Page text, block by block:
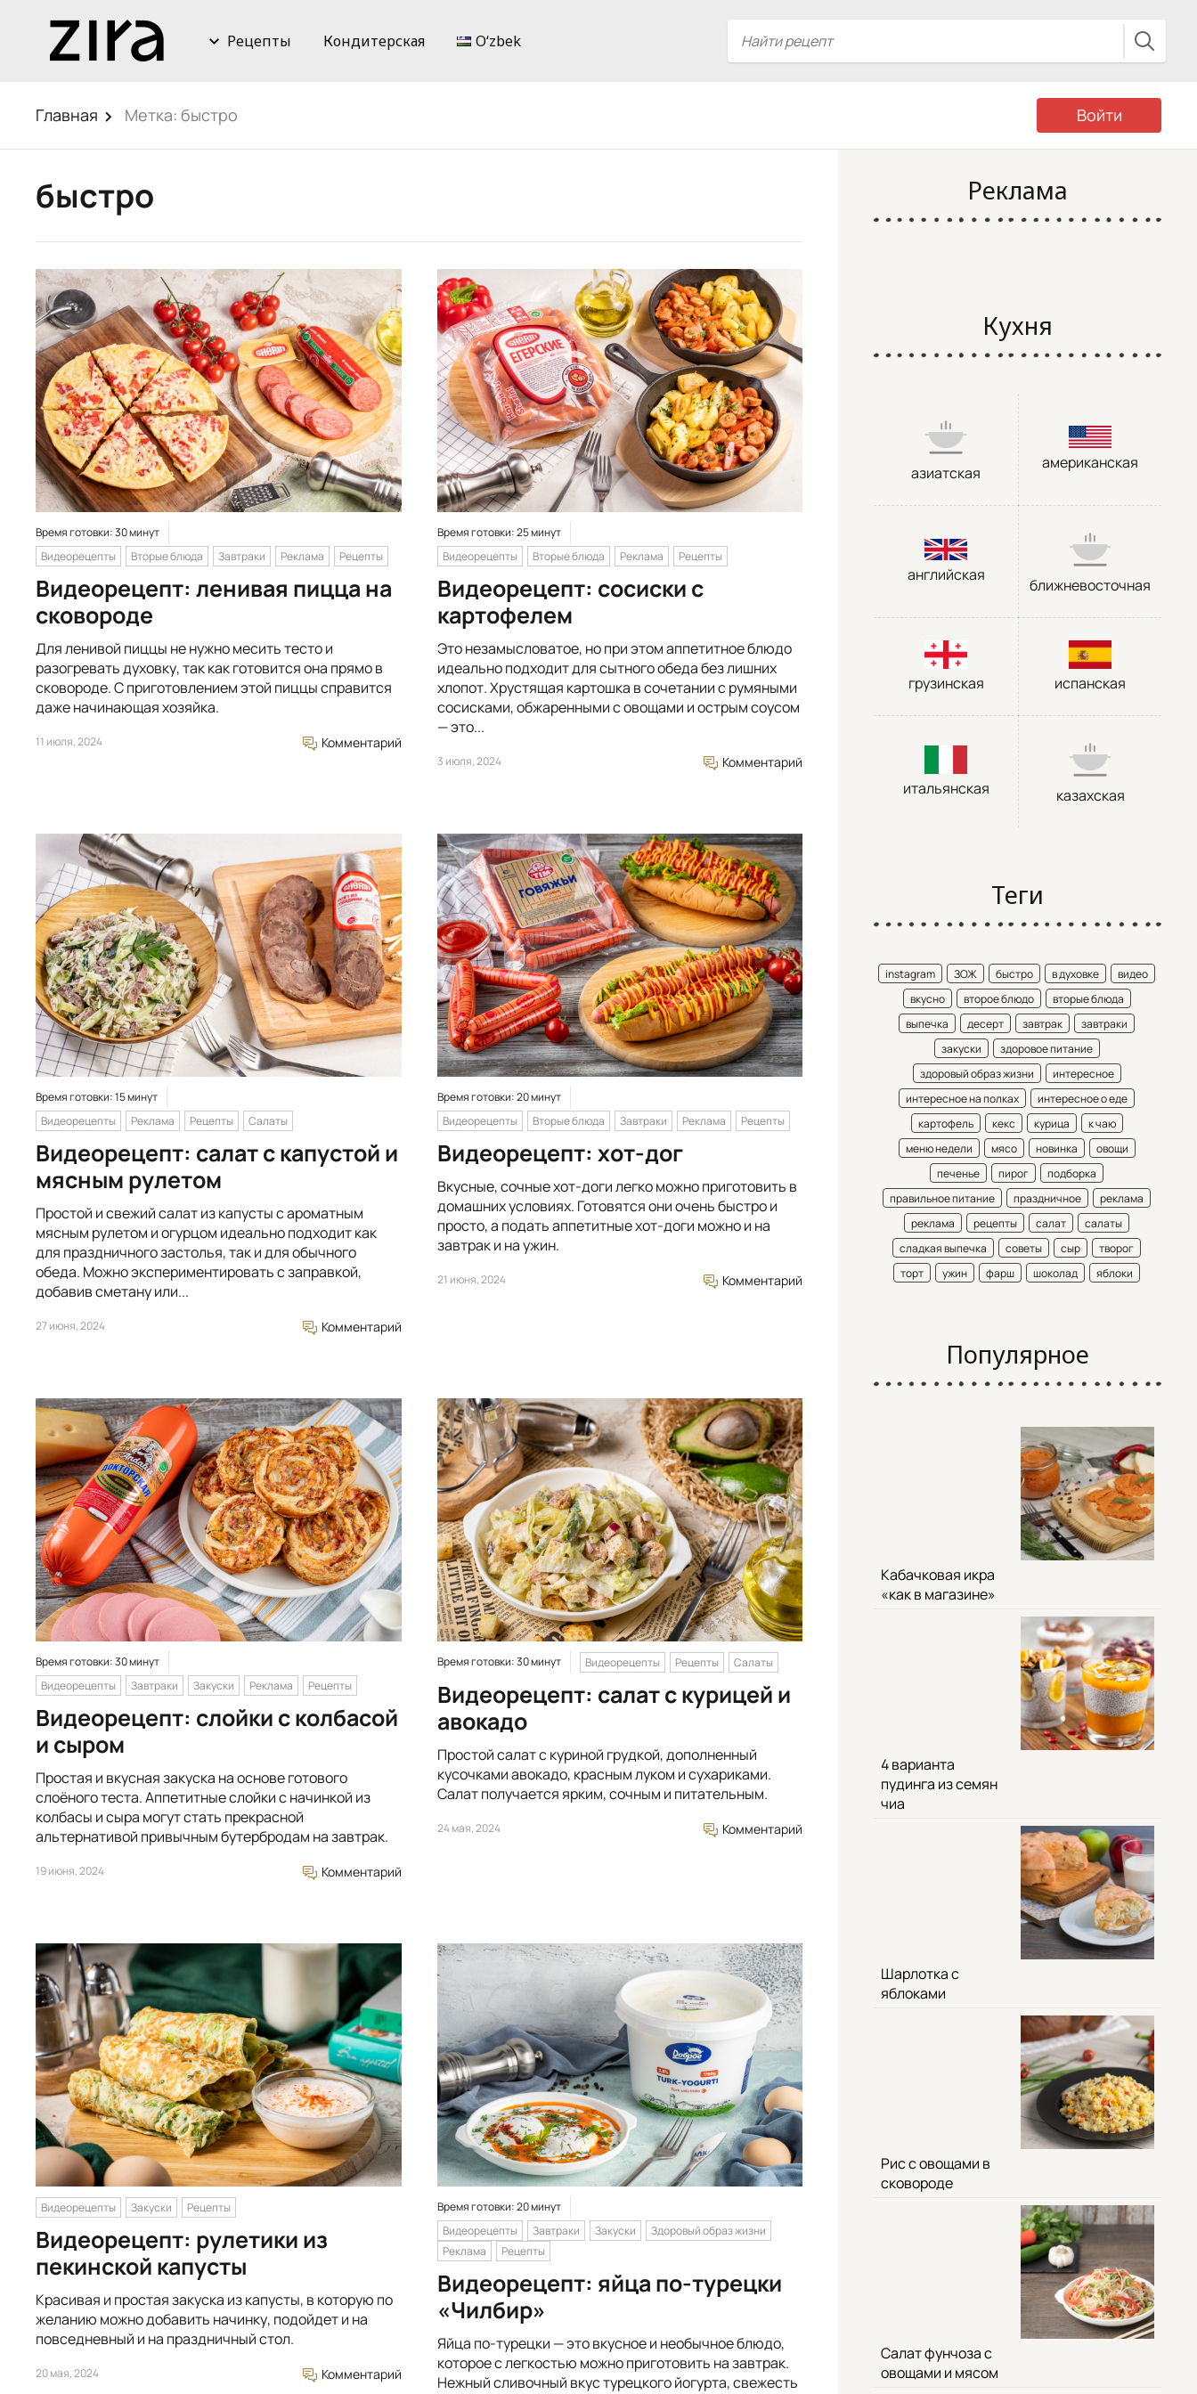
Рецепты Кондитерская Oʻzbek
Главная Метка: быстро Войти
быстро
Время готовки: 30 минут
Видеорецепты
Вторые блюда Завтраки Реклама Рецепты
Видеорецепт: ленивая пицца на
сковороде
Для ленивой пиццы не нужно месить тесто и
разогревать духовку, так как готовится она прямо в
сковороде. С приготовлением этой пиццы справится
даже начинающая хозяйка.
11 июля, 2024 Комментарий
Время готовки: 25 минут
Видеорецепты
Вторые блюда Реклама Рецепты
Видеорецепт: сосиски с
картофелем
Это незамысловатое, но при этом аппетитное блюдо
идеально подходит для сытного обеда без лишних
хлопот. Хрустящая картошка в сочетании с румяными
сосисками, обжаренными с овощами и острым соусом
— это...
3 июля, 2024 Комментарий
Время готовки: 15 минут
Видеорецепты
Реклама Рецепты Салаты
Видеорецепт: салат с капустой и
мясным рулетом
Простой и свежий салат из капусты с ароматным
мясным рулетом и огурцом идеально подходит как
для праздничного застолья, так и для обычного
обеда. Можно экспериментировать с заправкой,
добавив сметану или...
27 июня, 2024 Комментарий
Время готовки: 20 минут
Видеорецепты
Вторые блюда Завтраки Реклама Рецепты
Видеорецепт: хот-дог
Вкусные, сочные хот-доги легко можно приготовить в
домашних условиях. Готовятся они очень быстро и
просто, а подать аппетитные хот-доги можно и на
завтрак и на ужин.
21 июня, 2024 Комментарий
Время готовки: 30 минут
Видеорецепты
Завтраки Закуски Реклама Рецепты
Видеорецепт: слойки с колбасой
и сыром
Простая и вкусная закуска на основе готового
слоёного теста. Аппетитные слойки с начинкой из
колбасы и сыра могут стать прекрасной
альтернативой привычным бутербродам на завтрак.
19 июня, 2024 Комментарий
Время готовки: 30 минут Видеорецепты Рецепты Салаты
Видеорецепт: салат с курицей и
авокадо
Простой салат с куриной грудкой, дополненный
кусочками авокадо, красным луком и сухариками.
Салат получается ярким, сочным и питательным.
24 мая, 2024 Комментарий
Видеорецепты Закуски Рецепты
Видеорецепт: рулетики из
пекинской капусты
Красивая и простая закуска из капусты, в которую по
желанию можно добавить начинку, подойдет и на
повседневный и на праздничный стол.
20 мая, 2024 Комментарий
Время готовки: 20 минут
Видеорецепты
Завтраки Закуски
Здоровый образ жизни
Реклама
Рецепты
Видеорецепт: яйца по-турецки
«Чилбир»
Яйца по-турецки — это вкусное и необычное блюдо,
которое с легкостью можно приготовить на завтрак.
Нежный сливочный вкус турецкого йогурта, свежесть
Реклама
Кухня
азиатская
американская
английская
ближневосточная
грузинская испанская
итальянская казахская
Теги
instagram ЗОЖ быстро в духовке
видео
вкусно
второе блюдо
вторые блюда
выпечка
десерт завтрак
завтраки
закуски
здоровое питание
здоровый образ жизни
интересное
интересное на полках
интересное о еде
картофель
кекс курица
к чаю
меню недели
мясо новинка
овощи
печенье
пирог
подборка
правильное питание
праздничное
реклама
реклама
рецепты салат
салаты
сладкая выпечка
советы сыр
творог
торт
ужин фарш шоколад яблоки
Популярное
Кабачковая икра
«как в магазине»
4 варианта
пудинга из семян
чиа
Шарлотка с
яблоками
Рис с овощами в
сковороде
Салат фунчоза с
овощами и мясом